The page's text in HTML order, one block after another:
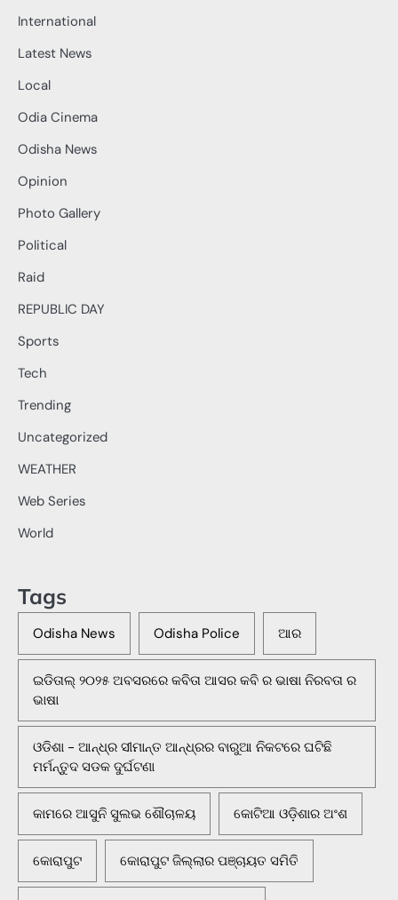
International
Latest News
Local
Odia Cinema
Odisha News
Opinion
Photo Gallery
Political
Raid
REPUBLIC DAY
Sports
Tech
Trending
Uncategorized
WEATHER
Web Series
World
Tags
Odisha News Odisha Police ଆର
ଇଡିତାଲ୍ ୨୦୨୫ ଅବସରରେ କବିତା ଆସର କବି ର ଭାଷା ନିରବତା ର
ଭାଷା
ଓଡିଶା - ଆନ୍ଧ୍ର ସୀମାନ୍ତ ଆନ୍ଧ୍ରର ବାରୁଆ ନିକଟରେ ଘଟିଛି
ମର୍ମନ୍ତୁଦ ସଡକ ଦୁର୍ଘଟଣା
କାମରେ ଆସୁନି ସୁଲଭ ଶୌଚାଳୟ କୋଟିଆ ଓଡ଼ିଶାର ଅଂଶ
କୋରାପୁଟ କୋରାପୁଟ ଜିଲ୍ଲାର ପଞ୍ଚାୟତ ସମିତି